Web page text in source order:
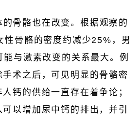
骨骼也在改变。根据观察的
性骨骼的密度约减少25%，男
与激素改变的关系最大。例
术之后，可见明显的骨骼密
钙的供给一直存在着争论；
以增加尿中钙的排出，并引